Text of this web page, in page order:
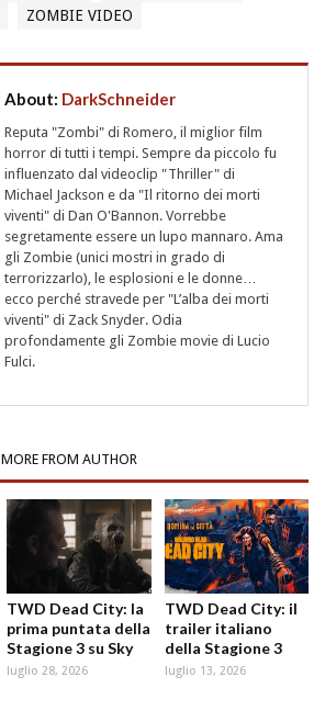
ZOMBIE VIDEO
About: DarkSchneider
Reputa "Zombi" di Romero, il miglior film
horror di tutti i tempi. Sempre da piccolo fu
influenzato dal videoclip "Thriller" di
Michael Jackson e da "Il ritorno dei morti
viventi" di Dan O'Bannon. Vorrebbe
segretamente essere un lupo mannaro. Ama
gli Zombie (unici mostri in grado di
terrorizzarlo), le esplosioni e le donne…
ecco perché stravede per "L’alba dei morti
viventi" di Zack Snyder. Odia
profondamente gli Zombie movie di Lucio
Fulci.
MORE FROM AUTHOR
TWD Dead City: la
prima puntata della
Stagione 3 su Sky
luglio 28, 2026
TWD Dead City: il
trailer italiano
della Stagione 3
luglio 13, 2026